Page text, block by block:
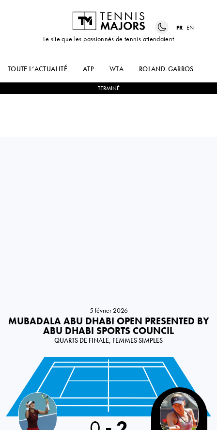
Le site que les passionnés de tennis attendaient
FR EN
TOUTE L’ACTUALITÉ ATP WTA ROLAND-GARROS
TERMINÉ
5 février 2026
MUBADALA ABU DHABI OPEN PRESENTED BY
ABU DHABI SPORTS COUNCIL
QUARTS DE FINALE, FEMMES SIMPLES
Philippines